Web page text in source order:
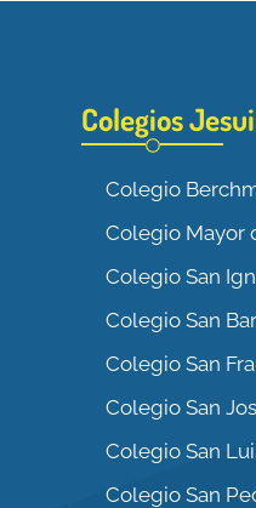
Colegios
Colegio
Colegio Mayor
Colegio San
Colegio San
Colegio San
Colegio San
Colegio San
Colegio San